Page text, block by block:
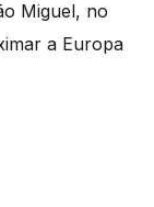
Miguel, no
a Europa